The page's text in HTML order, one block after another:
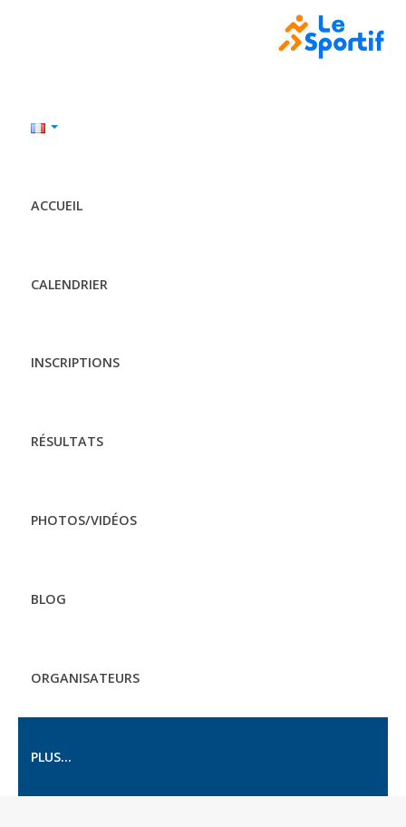
ACCUEIL
CALENDRIER
INSCRIPTIONS
RÉSULTATS
PHOTOS/VIDÉOS
BLOG
ORGANISATEURS
PLUS...